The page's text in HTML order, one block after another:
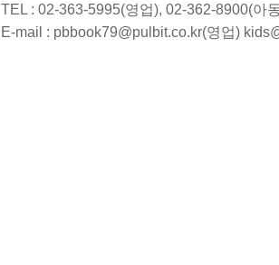
TEL : 02-363-5995(영업), 02-362-8900(아
E-mail : pbbook79@pulbit.co.kr(영업)